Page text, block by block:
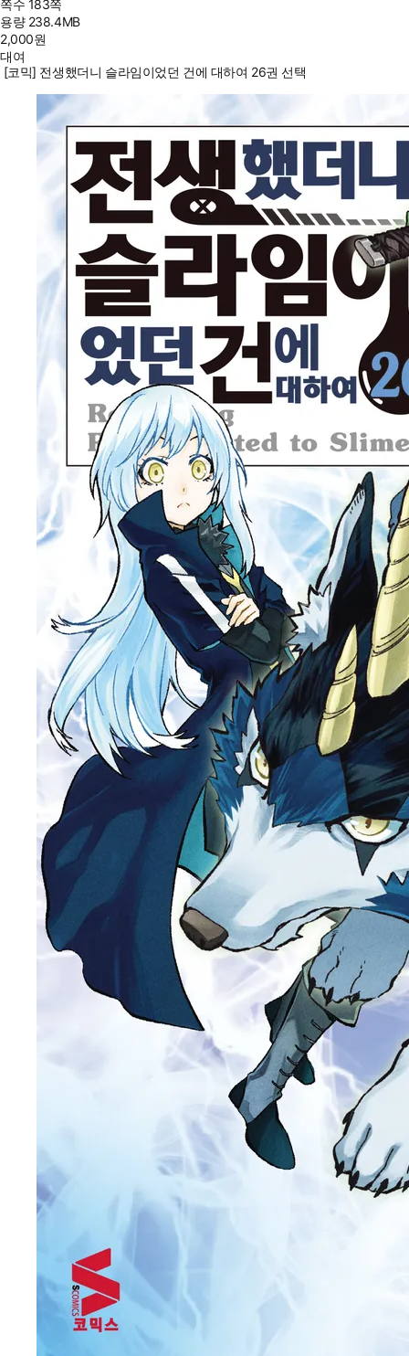
쪽수 183쪽
용량 238.4MB
2,000원
대여
[코믹] 전생했더니 슬라임이었던 건에 대하여 26권 선택